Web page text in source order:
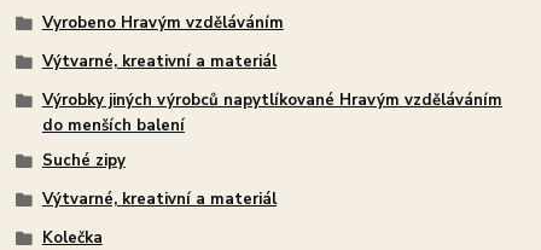
Vyrobeno Hravým vzděláváním
Výtvarné, kreativní a materiál
Výrobky jiných výrobců napytlíkované Hravým vzděláváním
do menších balení
Suché zipy
Výtvarné, kreativní a materiál
Kolečka